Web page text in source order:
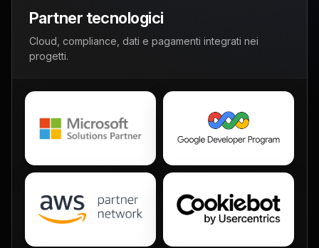
Partner tecnologici
Cloud, compliance, dati e pagamenti integrati nei
progetti.